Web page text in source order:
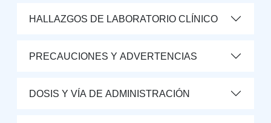
HALLAZGOS DE LABORATORIO CLÍNICO
PRECAUCIONES Y ADVERTENCIAS
DOSIS Y VÍA DE ADMINISTRACIÓN